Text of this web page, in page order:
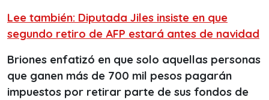
Lee también: Diputada Jiles insiste en que
segundo retiro de AFP estará antes de navidad
Briones enfatizó en que solo aquellas personas
que ganen más de 700 mil pesos pagarán
impuestos por retirar parte de sus fondos de